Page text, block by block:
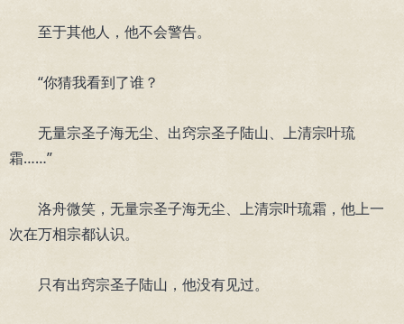
至于其他人，他不会警告。
“你猜我看到了谁？
无量宗圣子海无尘、出窍宗圣子陆山、上清宗叶琉
霜……”
洛舟微笑，无量宗圣子海无尘、上清宗叶琉霜，他上一
次在万相宗都认识。
只有出窍宗圣子陆山，他没有见过。